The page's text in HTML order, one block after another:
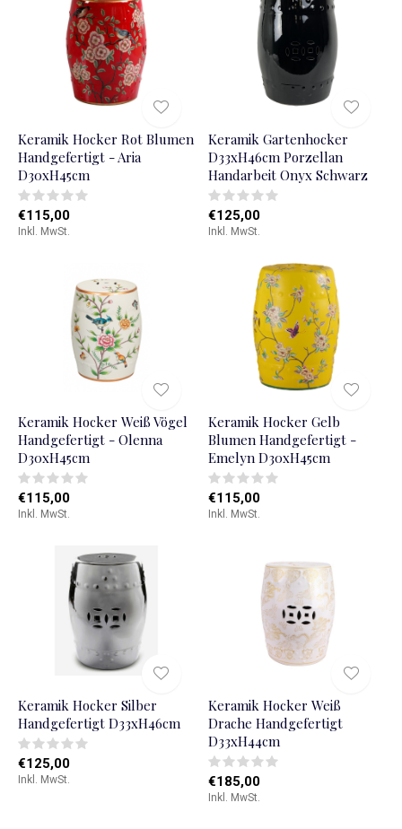
Keramik Hocker Rot Blumen
Handgefertigt - Aria
D30xH45cm
€115,00
Inkl. MwSt.
Keramik Gartenhocker
D33xH46cm Porzellan
Handarbeit Onyx Schwarz
€125,00
Inkl. MwSt.
Keramik Hocker Weiß Vögel
Handgefertigt - Olenna
D30xH45cm
€115,00
Inkl. MwSt.
Keramik Hocker Gelb
Blumen Handgefertigt -
Emelyn D30xH45cm
€115,00
Inkl. MwSt.
Keramik Hocker Silber
Handgefertigt D33xH46cm
€125,00
Inkl. MwSt.
Keramik Hocker Weiß
Drache Handgefertigt
D33xH44cm
€185,00
Inkl. MwSt.